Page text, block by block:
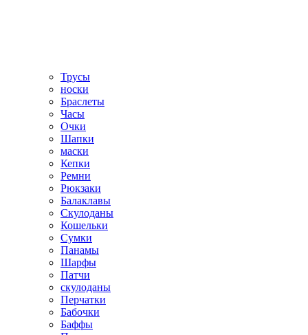
Трусы
носки
Браслеты
Часы
Очки
Шапки
маски
Кепки
Ремни
Рюкзаки
Балаклавы
Скулоданы
Кошельки
Сумки
Панамы
Шарфы
Патчи
скулоданы
Перчатки
Бабочки
Баффы